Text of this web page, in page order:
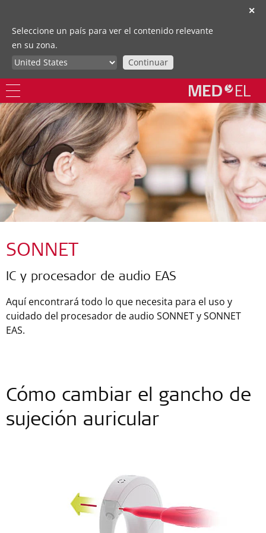
✕
Seleccione un país para ver el contenido relevante
en su zona.
Continuar
SONNET
IC y procesador de audio EAS
Aquí encontrará todo lo que necesita para el uso y
cuidado del procesador de audio SONNET y SONNET
EAS.
Cómo cambiar el gancho de
sujeción auricular